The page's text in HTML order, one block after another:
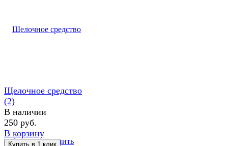
избранное сравнить
Щелочное средство
(2)
В наличии
250 руб.
В корзину